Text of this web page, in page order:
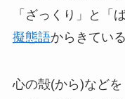
「ざっくり」と「
擬態語からきてい
心の殻(から)などを